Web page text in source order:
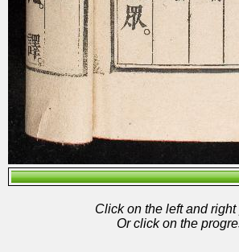
Click on the left and
Or click on the